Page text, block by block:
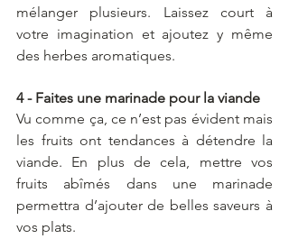
mélanger plusieurs. Laissez court à
votre imagination et ajoutez y même
des herbes aromatiques.
4 - Faites une marinade pour la viande
Vu comme ça, ce n’est pas évident mais
les fruits ont tendances à détendre la
viande. En plus de cela, mettre vos
fruits abîmés dans une marinade
permettra d’ajouter de belles saveurs à
vos plats.